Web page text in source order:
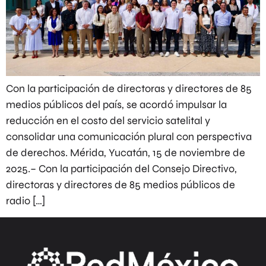
Con la participación de directoras y directores de 85
medios públicos del país, se acordó impulsar la
reducción en el costo del servicio satelital y
consolidar una comunicación plural con perspectiva
de derechos. Mérida, Yucatán, 15 de noviembre de
2025.– Con la participación del Consejo Directivo,
directoras y directores de 85 medios públicos de
radio […]